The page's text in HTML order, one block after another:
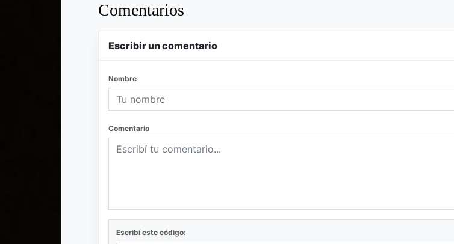
Comentarios
Escribir un comentario
Nombre
Comentario
Escribí este código: